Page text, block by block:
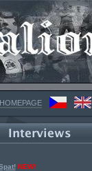
NEW!